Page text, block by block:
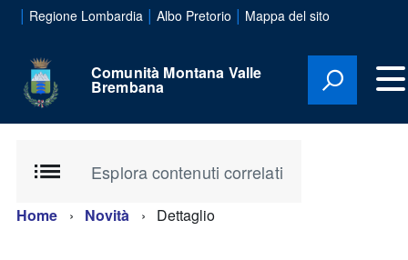
| Regione Lombardia | Albo Pretorio | Mappa del sito
Comunità Montana Valle
Brembana
Esplora contenuti correlati
Home Novità Dettaglio